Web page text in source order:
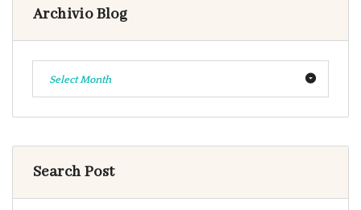
Archivio Blog
Select Month
Search Post